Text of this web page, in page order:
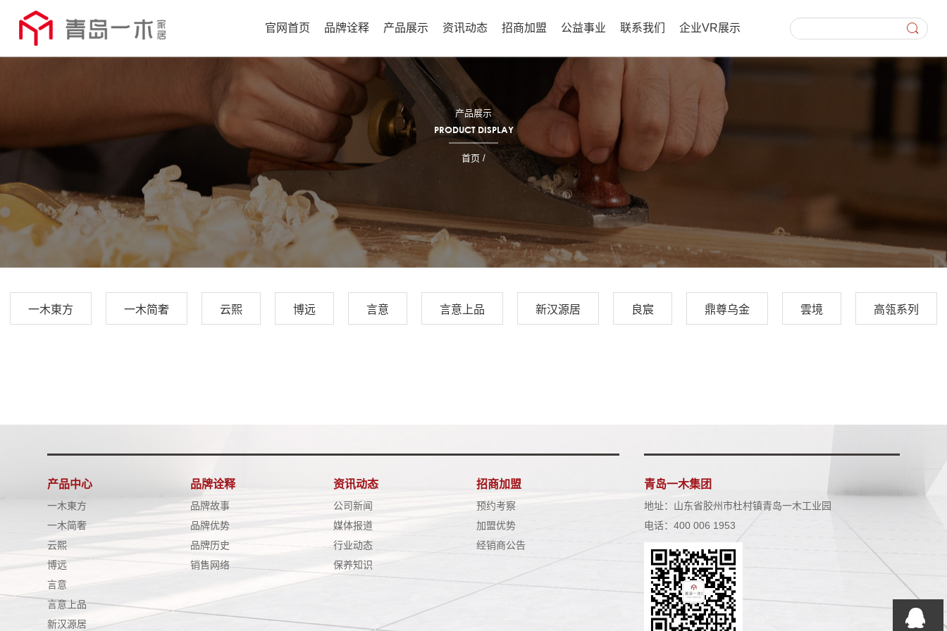
官网首页 品牌诠释 产品展示 资讯动态 招商加盟 公益事业 联系我们 企业VR展示
产品展示
PRODUCT DISPLAY
首页 /
一木東方 一木简奢 云熙 博远 言意 言意上品 新汉源居 良宸 鼎尊乌金 雲境 高瓴系列
产品中心
一木東方
一木简奢
云熙
博远
言意
言意上品
新汉源居
品牌诠释
品牌故事
品牌优势
品牌历史
销售网络
资讯动态
公司新闻
媒体报道
行业动态
保养知识
招商加盟
预约考察
加盟优势
经销商公告
青岛一木集团
地址：山东省胶州市杜村镇青岛一木工业园
电话：400 006 1953